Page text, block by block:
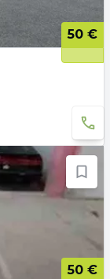
50 €
50 €